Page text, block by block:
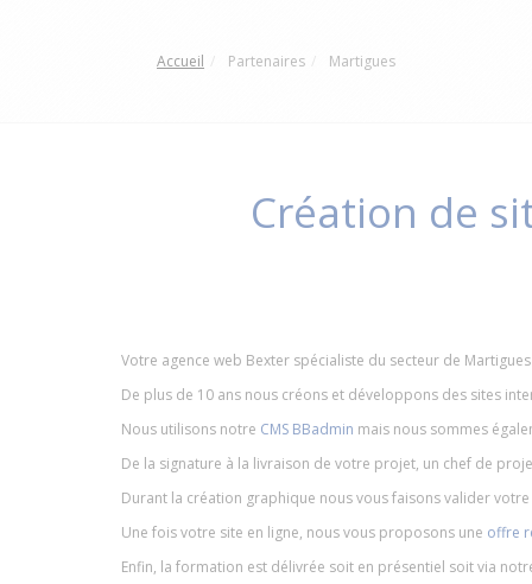
Accueil Partenaires Martigues
Création de
Votre agence web Bexter spécialiste du secteur de Martigues
De plus de 10 ans nous créons et développons des sites
Nous utilisons notre CMS BBadmin mais nous sommes
De la signature à la livraison de votre projet, un chef de
Durant la création graphique nous vous faisons valider
Une fois votre site en ligne, nous vous proposons une offre
Enfin, la formation est délivrée soit en présentiel soit via